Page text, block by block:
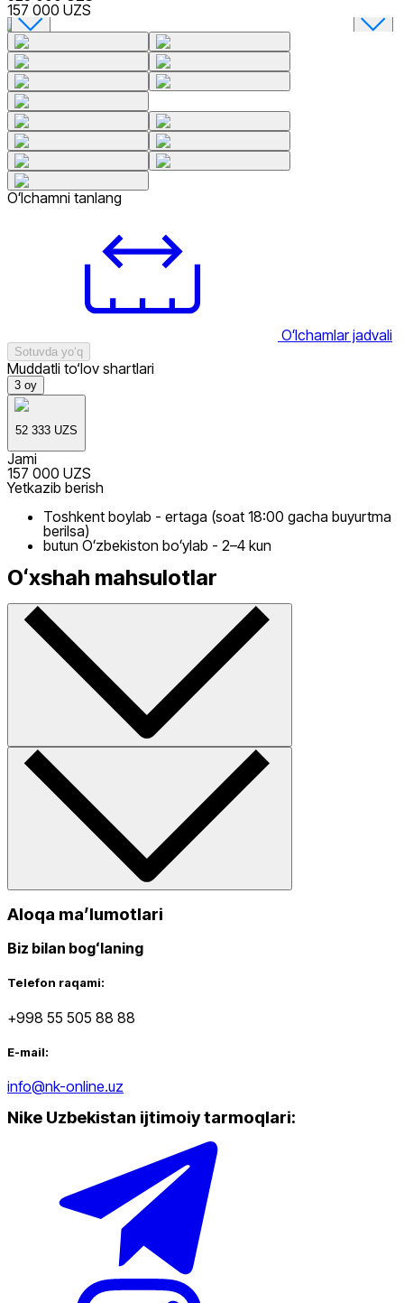
157 000 UZS
Oʻlchamni tanlang
Oʻlchamlar jadvali
Sotuvda yo‘q
Muddatli to‘lov shartlari
3 oy
52 333 UZS
Jami
157 000 UZS
Yetkazib berish
Toshkent boylab - ertaga (soat 18:00 gacha buyurtma
berilsa)
butun Oʻzbekiston boʻylab - 2–4 kun
Oʻxshah mahsulotlar
Aloqa maʼlumotlari
Biz bilan bogʻlaning
Telefon raqami:
+998 55 505 88 88
E-mail:
info@nk-online.uz
Nike Uzbekistan ijtimoiy tarmoqlari: